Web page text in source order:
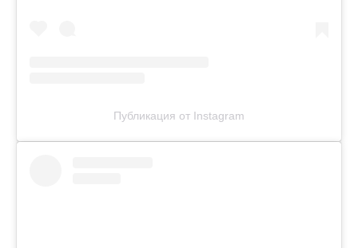
Публикация от Instagram